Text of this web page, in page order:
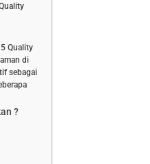
Quality
di
sebagai
?